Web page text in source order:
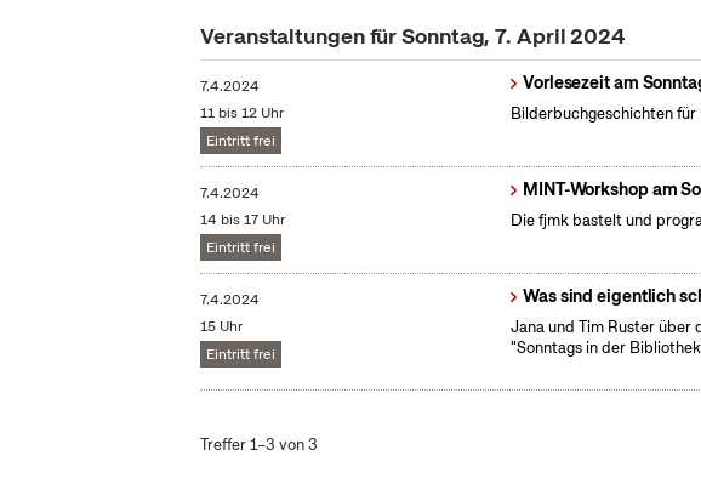
Veranstaltungen für Sonntag, 7. April 2024
7.4.2024
11 bis 12 Uhr
Eintritt frei
Vorlesezeit am
Bilderbuchgeschichten
7.4.2024
14 bis 17 Uhr
Eintritt frei
MINT-Workshop am
Die fjmk bastelt und
7.4.2024
15 Uhr
Eintritt frei
Was sind eigentlich
Jana und Tim Ruster über
"Sonntags in der
Treffer 1–3 von 3